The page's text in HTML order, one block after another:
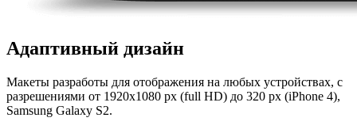
Адаптивный дизайн
Макеты разработы для отображения на любых устройствах, с
разрешениями от 1920х1080 px (full HD) до 320 px (iPhone 4),
Samsung Galaxy S2.